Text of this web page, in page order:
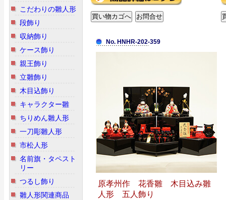
こだわりの雛人形
段飾り
収納飾り
ケース飾り
親王飾り
立雛飾り
木目込飾り
キャラクター雛
ちりめん雛人形
一刀彫雛人形
市松人形
名前旗・タペスト
リー
つるし飾り
雛人形関連商品
No. HNHR-202-359
原孝州作 花香雛 木目込み雛
人形 五人飾り